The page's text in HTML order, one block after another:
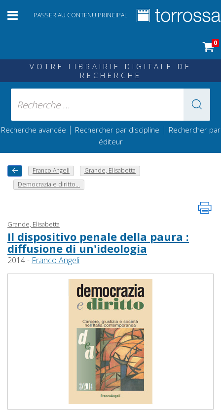
PASSER AU CONTENU PRINCIPAL
0
VOTRE LIBRAIRIE DIGITALE DE
RECHERCHE
Recherche avancée | Rechercher par discipline | Rechercher par
éditeur
Franco Angeli
Grande, Elisabetta
Democrazia e diritto...
Grande, Elisabetta
Il dispositivo penale della paura :
diffusione di un'ideologia
2014 - Franco Angeli